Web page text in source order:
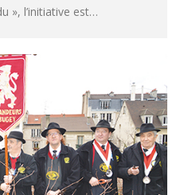
», l’initiative est…